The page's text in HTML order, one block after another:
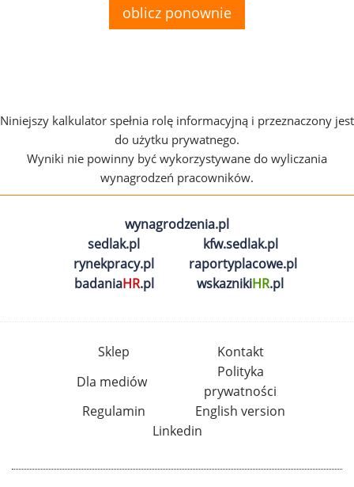
oblicz ponownie
Niniejszy kalkulator spełnia rolę informacyjną i przeznaczony jest
do użytku prywatnego.
Wyniki nie powinny być wykorzystywane do wyliczania
wynagrodzeń pracowników.
wynagrodzenia.pl
sedlak.pl
kfw.sedlak.pl
rynekpracy.pl
raportyplacowe.pl
badaniaHR.pl wskaznikiHR.pl
Sklep
Kontakt
Dla mediów
Polityka
prywatności
Regulamin
English version
Linkedin